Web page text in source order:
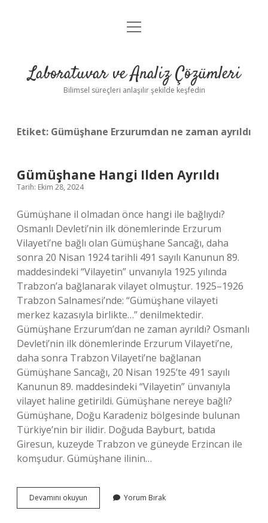
Anasayfa
Yasal Uyarı
menüyü
Laboratuvar ve Analiz Çözümleri
Bilimsel süreçleri anlaşılır şekilde keşfedin
Etiket: Gümüşhane Erzurumdan ne zaman ayrıldı
Gümüşhane Hangi Ilden Ayrıldı
Tarih: Ekim 28, 2024
Gümüşhane il olmadan önce hangi ile bağlıydı?
Osmanlı Devleti’nin ilk dönemlerinde Erzurum
Vilayeti’ne bağlı olan Gümüşhane Sancağı, daha
sonra 20 Nisan 1924 tarihli 491 sayılı Kanunun 89.
maddesindeki “Vilayetin” unvanıyla 1925 yılında
Trabzon’a bağlanarak vilayet olmuştur. 1925–1926
Trabzon Salnamesi’nde: “Gümüşhane vilayeti
merkez kazasıyla birlikte…” denilmektedir.
Gümüşhane Erzurum’dan ne zaman ayrıldı? Osmanlı
Devleti’nin ilk dönemlerinde Erzurum Vilayeti’ne,
daha sonra Trabzon Vilayeti’ne bağlanan
Gümüşhane Sancağı, 20 Nisan 1925’te 491 sayılı
Kanunun 89. maddesindeki “Vilayetin” ünvanıyla
vilayet haline getirildi. Gümüşhane nereye bağlı?
Gümüşhane, Doğu Karadeniz bölgesinde bulunan
Türkiye’nin bir ilidir. Doğuda Bayburt, batıda
Giresun, kuzeyde Trabzon ve güneyde Erzincan ile
komşudur. Gümüşhane ilinin…
Devamını okuyun Gümüşhane
Hangi
Yorum Bırak